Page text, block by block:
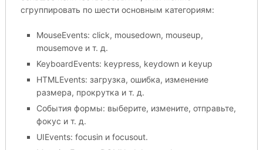
сгруппировать по шести основным категориям:
MouseEvents: click, mousedown, mouseup,
mousemove и т. д.
KeyboardEvents: keypress, keydown и keyup
HTMLEvents: загрузка, ошибка, изменение
размера, прокрутка и т. д.
События формы: выберите, измените, отправьте,
фокус и т. д.
UIEvents: focusin и focusout.